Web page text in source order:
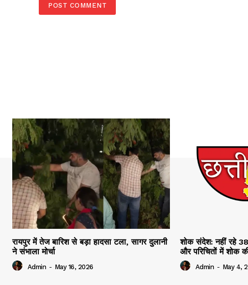
रायपुर में तेज बारिश से बड़ा हादसा टला, सागर दुलानी
ने संभाला मोर्चा
Admin - May 16, 2026
शोक संदेश: नहीं रहे 38
और परिचितों में शोक
Admin - May 4,